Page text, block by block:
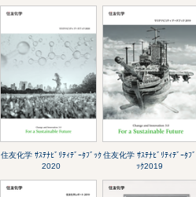
住友化学 ｻｽﾃﾅﾋﾞﾘﾃｨﾃﾞｰﾀﾌﾞｯｸ
2020
住友化学 ｻｽﾃﾅﾋﾞﾘﾃｨﾃﾞｰﾀﾌﾞ
ｯｸ2019